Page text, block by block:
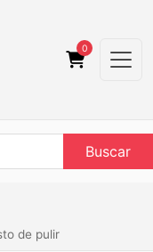
0
Buscar
de pulir